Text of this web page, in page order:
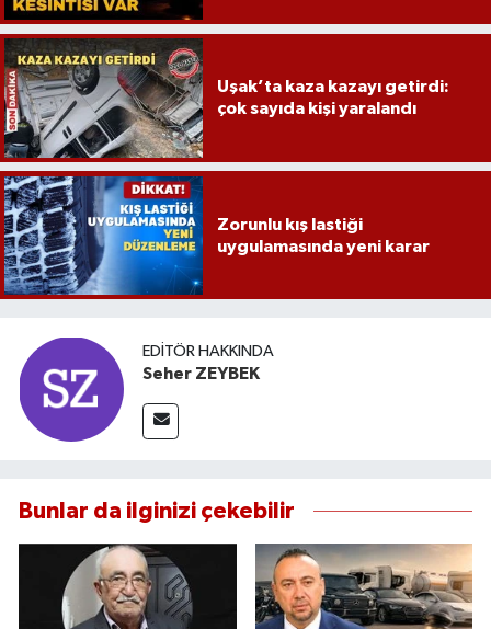
Uşak’ta kaza kazayı getirdi:
çok sayıda kişi yaralandı
Zorunlu kış lastiği
uygulamasında yeni karar
EDITÖR HAKKINDA
Seher ZEYBEK
Bunlar da ilginizi çekebilir